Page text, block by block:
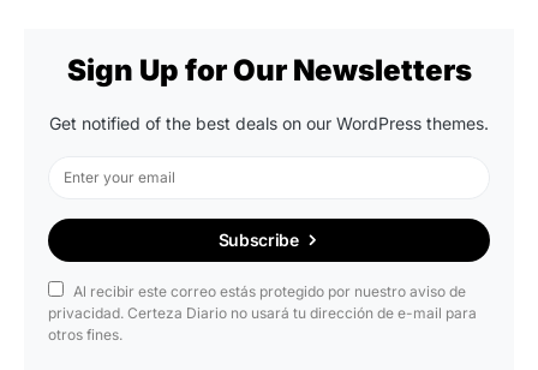
Sign Up for Our Newsletters
Get notified of the best deals on our WordPress themes.
Subscribe
Al recibir este correo estás protegido por nuestro aviso de
privacidad. Certeza Diario no usará tu dirección de e-mail para
otros fines.